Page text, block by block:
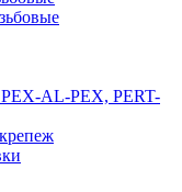
AL-PEX, PERT-